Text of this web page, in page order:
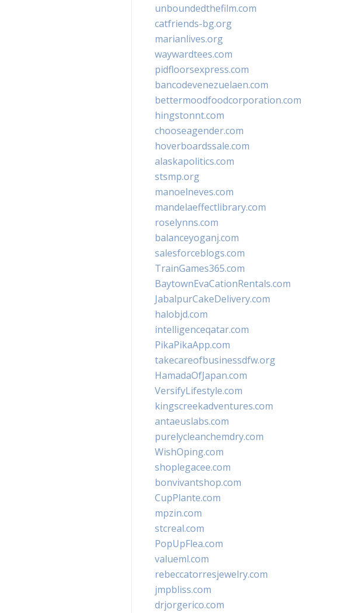
unboundedthefilm.com
catfriends-bg.org
marianlives.org
waywardtees.com
pidfloorsexpress.com
bancodevenezuelaen.com
bettermoodfoodcorporation.com
hingstonnt.com
chooseagender.com
hoverboardssale.com
alaskapolitics.com
stsmp.org
manoelneves.com
mandelaeffectlibrary.com
roselynns.com
balanceyoganj.com
salesforceblogs.com
TrainGames365.com
BaytownEvaCationRentals.com
JabalpurCakeDelivery.com
halobjd.com
intelligenceqatar.com
PikaPikaApp.com
takecareofbusinessdfw.org
HamadaOfJapan.com
VersifyLifestyle.com
kingscreekadventures.com
antaeuslabs.com
purelycleanchemdry.com
WishOping.com
shoplegacee.com
bonvivantshop.com
CupPlante.com
mpzin.com
stcreal.com
PopUpFlea.com
valueml.com
rebeccatorresjewelry.com
jmpbliss.com
drjorgerico.com